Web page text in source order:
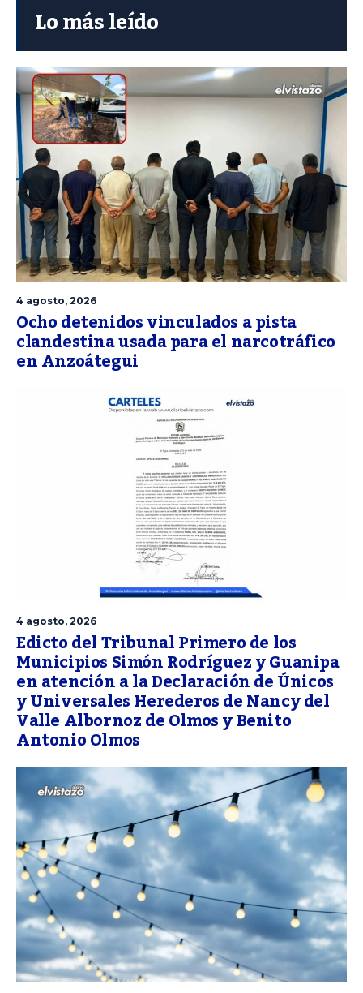
Lo más leído
4 agosto, 2026
Ocho detenidos vinculados a pista
clandestina usada para el narcotráfico
en Anzoátegui
4 agosto, 2026
Edicto del Tribunal Primero de los
Municipios Simón Rodríguez y Guanipa
en atención a la Declaración de Únicos
y Universales Herederos de Nancy del
Valle Albornoz de Olmos y Benito
Antonio Olmos